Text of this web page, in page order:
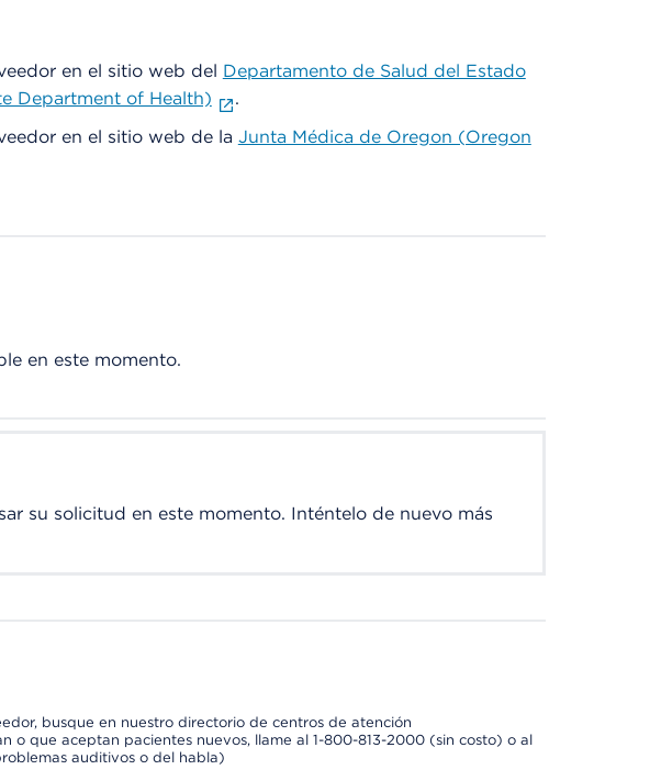
en el sitio web del Departamento de Salud del Estado
Department of Health)
.
en el sitio web de la Junta Médica de Oregon (Oregon
en este momento.
su solicitud en este momento. Inténtelo de nuevo más
busque en nuestro directorio de centros de atención
o que aceptan pacientes nuevos, llame al 1-800-813-2000 (sin costo) o al
auditivos o del habla)